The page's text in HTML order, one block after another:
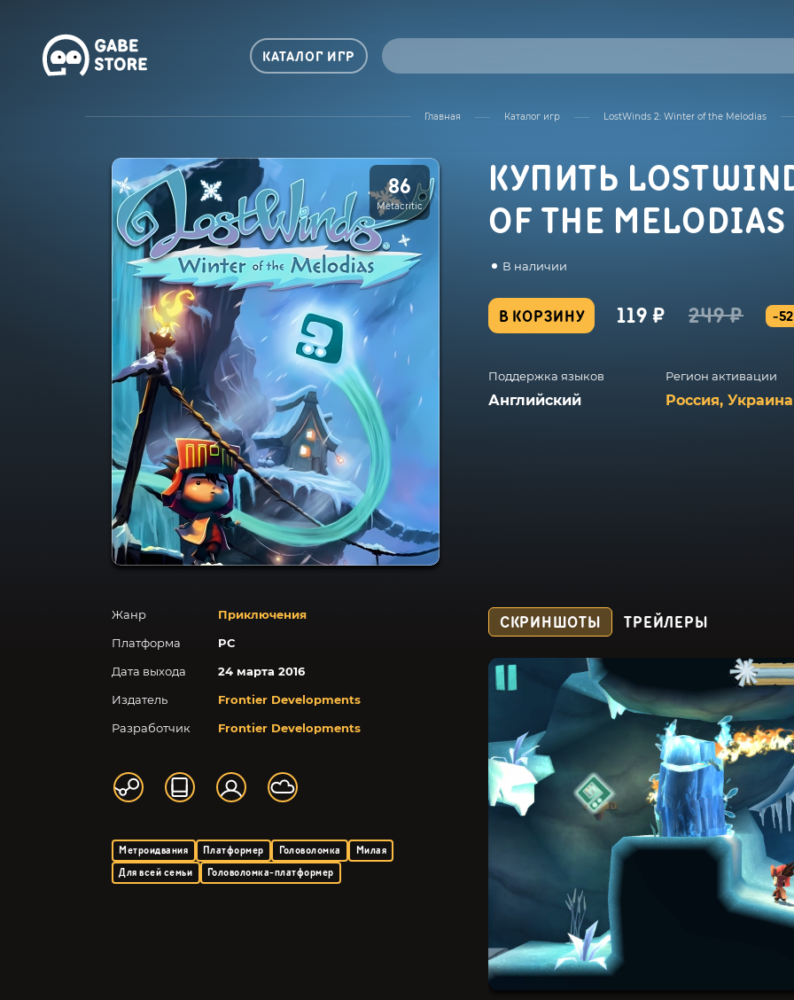
КАТАЛОГ ИГР
Главная Каталог игр LostWinds 2: Winter of the Melodias
86
Metacritic
КУПИТЬ
OF THE MELODIAS
В наличии
В КОРЗИНУ 119 ₽ 249 ₽ -
Поддержка языков
Английский
Регион активации
Россия,
Жанр
Приключения
Платформа
PC
Дата выхода
24 марта 2016
Издатель
Frontier Developments
Разработчик
Frontier Developments
Метроидвания Платформер Головоломка
Милая
Для всей семьи
Головоломка-платформер
СКРИНШОТЫ ТРЕЙЛЕРЫ